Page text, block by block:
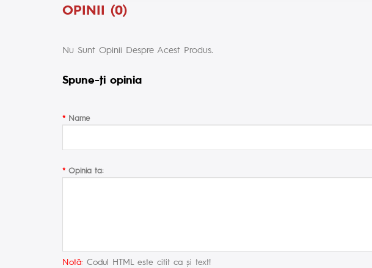
OPINII (0)
Nu Sunt Opinii Despre Acest Produs.
Spune-ţi opinia
Name
Opinia ta:
Notă: Codul HTML este citit ca şi text!